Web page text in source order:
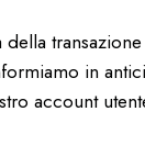
in
account